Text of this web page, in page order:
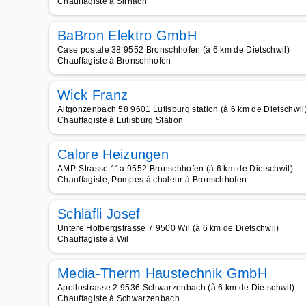
BaBron Elektro GmbH
Case postale 38 9552 Bronschhofen (à 6 km de Dietschwil)
Chauffagiste à Bronschhofen
Wick Franz
Altgonzenbach 58 9601 Lutisburg station (à 6 km de
Chauffagiste à Lütisburg Station
Calore Heizungen
AMP-Strasse 11a 9552 Bronschhofen (à 6 km de Dietschwil)
Chauffagiste, Pompes à chaleur à Bronschhofen
Schläfli Josef
Untere Hofbergstrasse 7 9500 Wil (à 6 km de Dietschwil)
Chauffagiste à Wil
Media-Therm Haustechnik GmbH
Apollostrasse 2 9536 Schwarzenbach (à 6 km de Dietschwil)
Chauffagiste à Schwarzenbach